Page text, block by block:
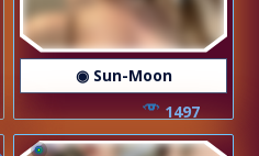
◉ Sun-Moon
1497